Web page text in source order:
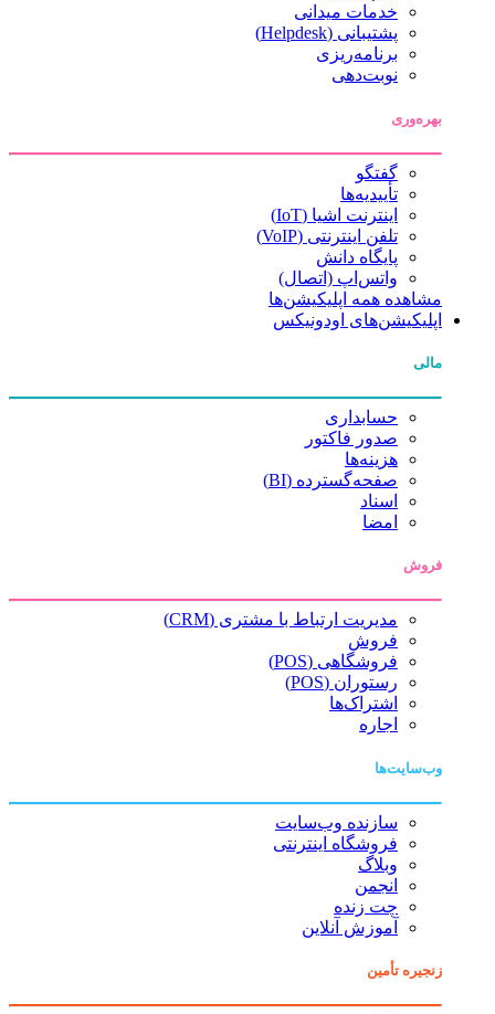
خدمات میدانی
پشتیبانی (Helpdesk)
برنامه‌ریزی
نوبت‌دهی
بهره‌وری
گفتگو
تأییدیه‌ها
اینترنت اشیا (IoT)
تلفن اینترنتی (VoIP)
پایگاه دانش
واتس‌اپ (اتصال)
مشاهده همه اپلیکیشن‌ها
اپلیکیشن‌های اودونیکس
مالی
حسابداری
صدور فاکتور
هزینه‌ها
صفحه‌گسترده (BI)
اسناد
امضا
فروش
مدیریت ارتباط با مشتری (CRM)
فروش
فروشگاهی (POS)
رستوران (POS)
اشتراک‌ها
اجاره
وب‌سایت‌ها
سازنده وب‌سایت
فروشگاه اینترنتی
وبلاگ
انجمن
چت زنده
آموزش آنلاین
زنجیره تأمین